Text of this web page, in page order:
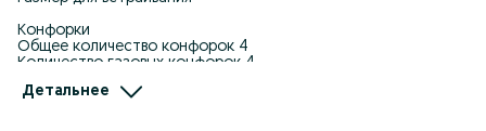
Конфорки
Общее количество конфорок 4
Количество газовых конфорок 4
ручки
Детальнее